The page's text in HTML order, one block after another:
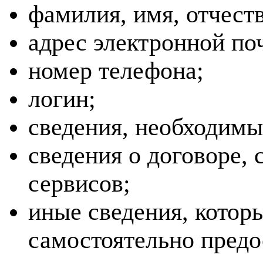
фамилия, имя,
адрес электронной
номер телефона;
логин;
сведения,
сведения о договоре,
сервисов;
иные сведения,
самостоятельно